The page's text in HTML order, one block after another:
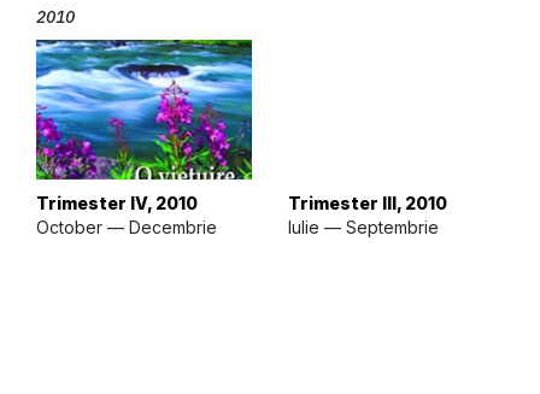
2010
Trimester IV, 2010
October — Decembrie
Trimester III, 2010
Iulie — Septembrie